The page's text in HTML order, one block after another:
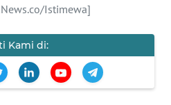
Istimewa]
Kami di: